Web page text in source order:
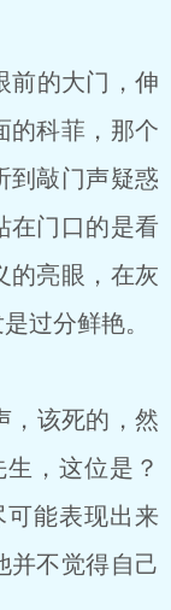
的大门，伸
的科菲，那个
到敲门声疑惑
在门口的是看
的亮眼，在灰
过分鲜艳。
该死的，然
，这位是？
可能表现出来
并不觉得自己